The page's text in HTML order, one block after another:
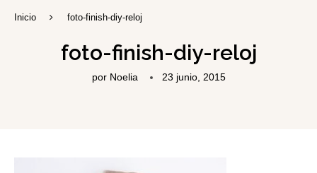
Inicio foto-finish-diy-reloj
foto-finish-diy-reloj
por Noelia 23 junio, 2015